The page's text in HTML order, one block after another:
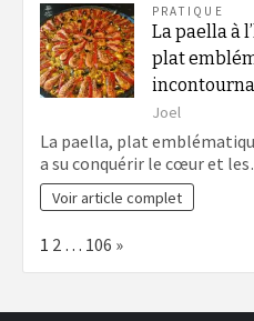
PRATIQUE
La paella à
plat
Joel
La paella, plat
a su conquérir le cœur et
Voir article complet
Page:
1 2 … 106 Next
»